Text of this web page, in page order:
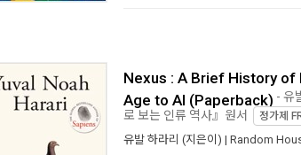
Nexus : A Brief History
Age to AI (Paperback) - 유
로 보는 인류 역사』원서 정가제
유발 하라리 (지은이) | Random